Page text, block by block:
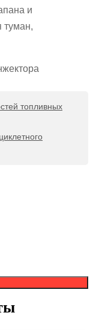
и
туман,
топливных